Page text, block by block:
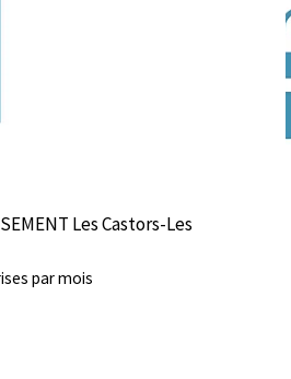
Les Castors-Les
par mois